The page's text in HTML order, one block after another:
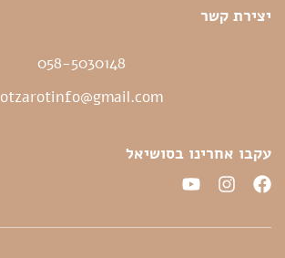
יצירת קשר
058-5030148
otzarotinfo@gmail.com
עקבו אחרינו בסושיאל